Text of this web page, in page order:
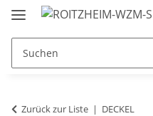
Zurück zur Liste DECKEL